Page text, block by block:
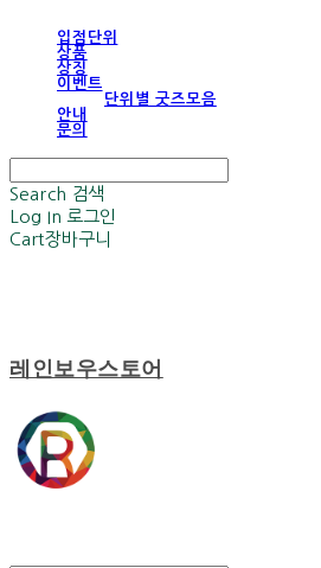
입점단위
상품
상징
이벤트
단위별 굿즈모음
안내
문의
Search 검색
Log In 로그인
Cart장바구니
레인보우스토어